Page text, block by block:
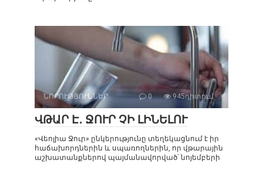
ՆՈՐՈՒԹՅՈՒՆՆԵՐ 0 945դիտում
ՎԹԱՐ Է․ ՋՈՒՐ ՉԻ ԼԻՆԵԼՈՒ
«Վեոլիա Ջուր» ընկերությունը տեղեկացնում է իր
հաճախորդներին և սպառողներին, որ վթարային
աշխատանքներով պայմանավորված՝ նոյեմբերի